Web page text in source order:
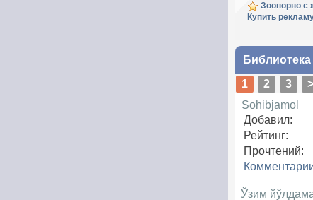
Зоопорно с
Купить
Библиотека
1
2 3
Sohibjamol
Добавил:
Рейтинг:
Прочтений:
Ўзим